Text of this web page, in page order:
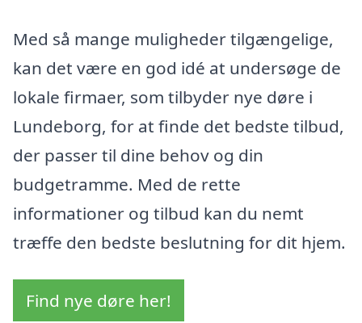
Med så mange muligheder tilgængelige,
kan det være en god idé at undersøge de
lokale firmaer, som tilbyder nye døre i
Lundeborg, for at finde det bedste tilbud,
der passer til dine behov og din
budgetramme. Med de rette
informationer og tilbud kan du nemt
træffe den bedste beslutning for dit hjem.
Find nye døre her!